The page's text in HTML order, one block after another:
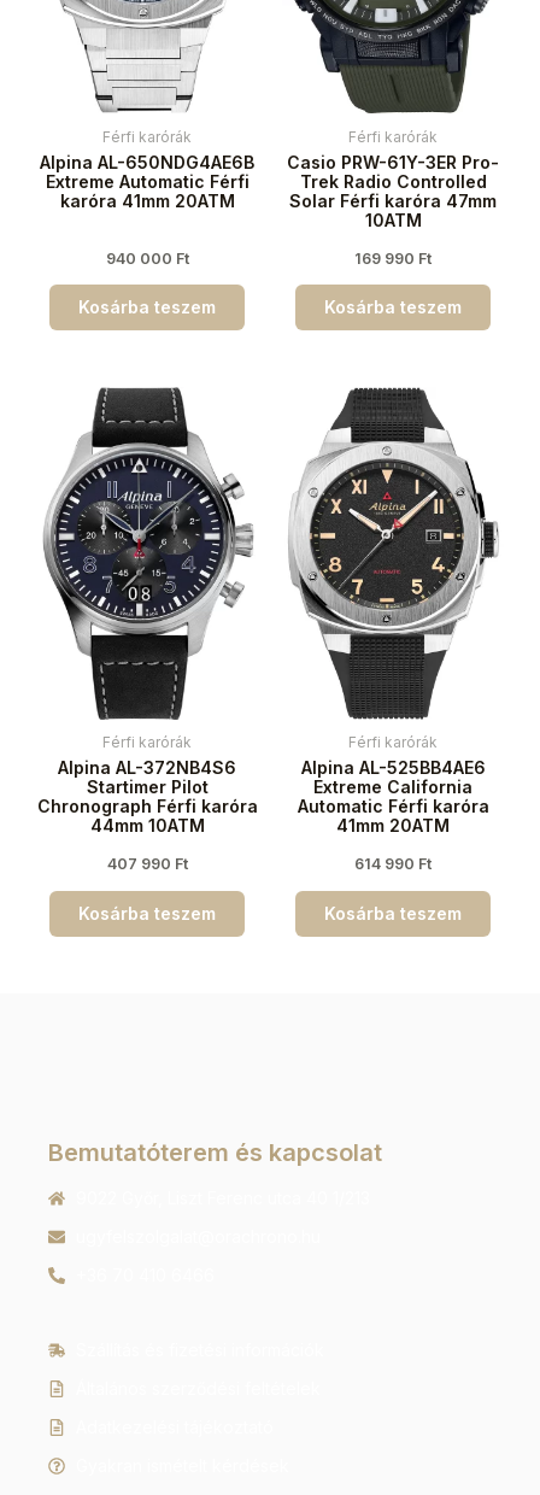
Férfi karórák
Alpina AL-650NDG4AE6B
Extreme Automatic Férfi
karóra 41mm 20ATM
940 000 Ft
Kosárba teszem
Férfi karórák
Casio PRW-61Y-3ER Pro-
Trek Radio Controlled
Solar Férfi karóra 47mm
10ATM
169 990 Ft
Kosárba teszem
Férfi karórák
Alpina AL-372NB4S6
Startimer Pilot
Chronograph Férfi karóra
44mm 10ATM
407 990 Ft
Kosárba teszem
Férfi karórák
Alpina AL-525BB4AE6
Extreme California
Automatic Férfi karóra
41mm 20ATM
614 990 Ft
Kosárba teszem
Bemutatóterem és kapcsolat